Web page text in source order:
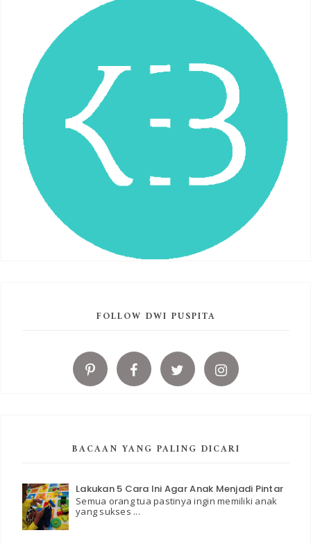
FOLLOW DWI PUSPITA
BACAAN YANG PALING DICARI
Lakukan 5 Cara Ini Agar Anak Menjadi Pintar
Semua orang tua pastinya ingin memiliki anak
yang sukses ...